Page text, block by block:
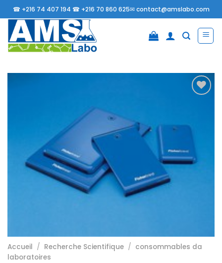
Passer
au
contenu
☎ +216 74 407 194 ☎ +216 70 860 625✉contact@amslabo.com
à la
d’envies
Accueil / Recherche Scientifique / consommables da
laboratoires